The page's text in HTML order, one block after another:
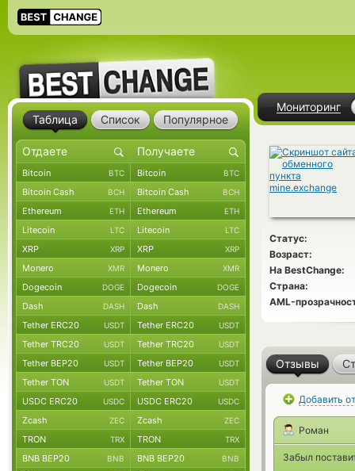
Мониторинг
Статус:
Возраст:
На BestChange:
Страна:
AML-
Отзывы
Добавить
Роман
Забыл
Таблица Список Популярное
Bitcoin BTC Bitcoin BTC
Bitcoin Cash BCH Bitcoin Cash BCH
Ethereum ETH Ethereum ETH
Litecoin LTC Litecoin LTC
XRP XRP XRP XRP
Monero XMR Monero XMR
Dogecoin DOGE Dogecoin DOGE
Dash DASH Dash DASH
Tether ERC20 USDT Tether ERC20 USDT
Tether TRC20 USDT Tether TRC20 USDT
Tether BEP20 USDT Tether BEP20 USDT
Tether TON USDT Tether TON USDT
USDC ERC20 USDC USDC ERC20 USDC
Zcash ZEC Zcash ZEC
TRON TRX TRON TRX
BNB BEP20 BNB BNB BEP20 BNB